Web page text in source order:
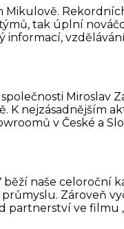
tak úplní
Miroslav
K nejzásadnějším
v České a
naše celoroční
Zároveň
partnerství ve